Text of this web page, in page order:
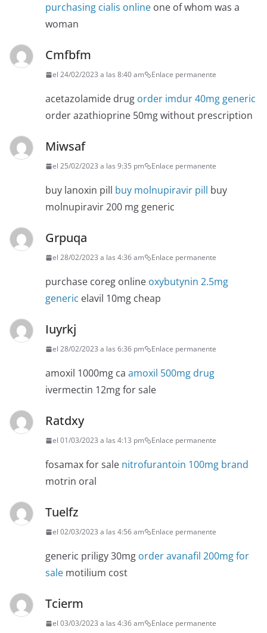
purchasing cialis online one of whom was a
woman
Cmfbfm
el 24/02/2023 a las 8:40 am Enlace permanente
acetazolamide drug order imdur 40mg generic
order azathioprine 50mg without prescription
Miwsaf
el 25/02/2023 a las 9:35 pm Enlace permanente
buy lanoxin pill buy molnupiravir pill buy
molnupiravir 200 mg generic
Grpuqa
el 28/02/2023 a las 4:36 am Enlace permanente
purchase coreg online oxybutynin 2.5mg
generic elavil 10mg cheap
Iuyrkj
el 28/02/2023 a las 6:36 pm Enlace permanente
amoxil 1000mg ca amoxil 500mg drug
ivermectin 12mg for sale
Ratdxy
el 01/03/2023 a las 4:13 pm Enlace permanente
fosamax for sale nitrofurantoin 100mg brand
motrin oral
Tuelfz
el 02/03/2023 a las 4:56 am Enlace permanente
generic priligy 30mg order avanafil 200mg for
sale motilium cost
Tcierm
el 03/03/2023 a las 4:36 am Enlace permanente